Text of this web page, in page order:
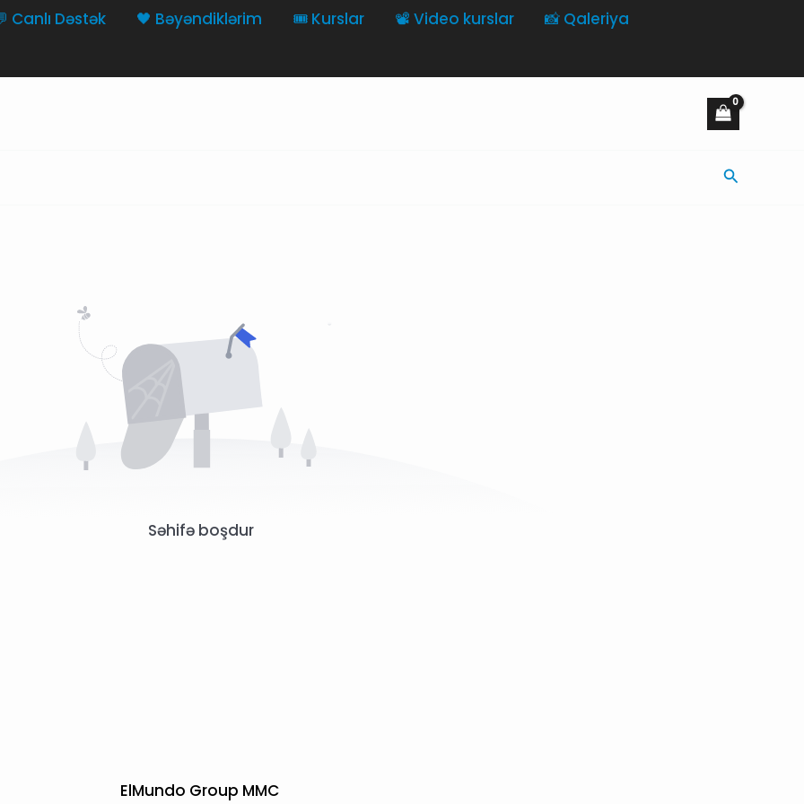
Canlı Dəstək 🖤 Bəyəndiklərim 🎟️ Kurslar 📽️ Video kurslar
📸 Qaleriya
Axtarış
Səhifə boşdur
ElMundo Group MMC